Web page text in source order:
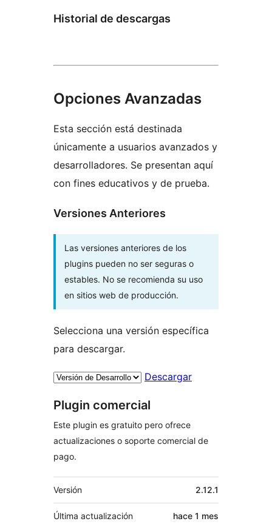
Historial de descargas
Opciones Avanzadas
Esta sección está destinada
únicamente a usuarios avanzados y
desarrolladores. Se presentan aquí
con fines educativos y de prueba.
Versiones Anteriores
Las versiones anteriores de los
plugins pueden no ser seguras o
estables. No se recomienda su uso
en sitios web de producción.
Selecciona una versión específica
para descargar.
Descargar
Plugin comercial
Este plugin es gratuito pero ofrece
actualizaciones o soporte comercial de
pago.
Meta
Versión 2.12.1
Última actualización hace 1 mes